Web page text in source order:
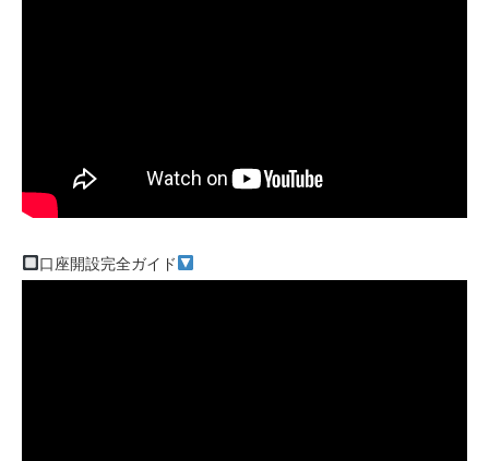
口座開設完全ガイド